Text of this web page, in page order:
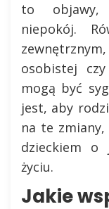
to objawy,
niepokój.
osobistej
mogą być
jest, aby
na te
dzieckiem o
życiu.
Jakie